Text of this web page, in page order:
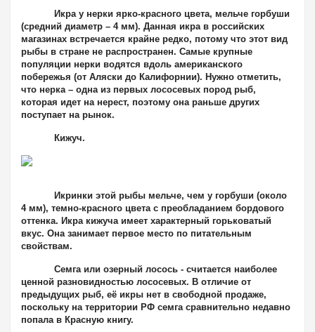
Икра у нерки ярко-красного цвета, мельче горбуши
(средний диаметр – 4 мм). Данная икра в российских
магазинах встречается крайне редко, потому что этот вид
рыбы в стране не распространен. Самые крупные
популяции нерки водятся вдоль американского
побережья (от Аляски до Калифорнии). Нужно отметить,
что нерка – одна из первых лососевых пород рыб,
которая идет на нерест, поэтому она раньше других
поступает на рынок.
Кижуч.
Икринки этой рыбы мельче, чем у горбуши (около
4 мм), темно-красного цвета с преобладанием бордового
оттенка. Икра кижуча имеет характерный горьковатый
вкус. Она занимает первое место по питательным
свойствам.
Семга или озерный лосось - считается наиболее
ценной разновидностью лососевых. В отличие от
предыдущих рыб, её икры нет в свободной продаже,
поскольку на территории РФ семга сравнительно недавно
попала в Красную книгу.